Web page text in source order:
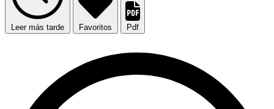
Leer más tarde Favoritos Pdf